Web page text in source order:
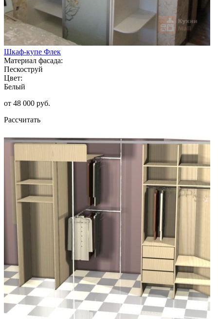
Шкаф-купе Флек
Материал фасада:
Пескоструй
Цвет:
Белый
от 48 000 руб.
Рассчитать